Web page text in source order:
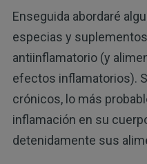
Enseguida abordaré
especias y
antiinflamatorio (y
efectos inflamatorios).
crónicos, lo más
inflamación en su
detenidamente sus